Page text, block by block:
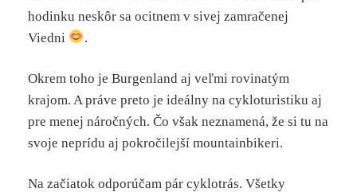
hodinku neskôr sa ocitnem v sivej zamračenej
Viedni
.
Okrem toho je Burgenland aj veľmi rovinatým
krajom. A práve preto je ideálny na cykloturistiku aj
pre menej náročných. Čo však neznamená, že si tu na
svoje neprídu aj pokročilejší mountainbikeri.
Na začiatok odporúčam pár cyklotrás. Všetky